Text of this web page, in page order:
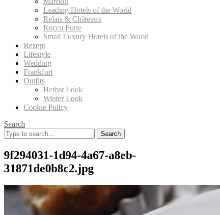
Leading Hotels of the World
Relais & Châteaux
Rocco Forte
Small Luxury Hotels of the World
Rezept
Lifestyle
Wedding
Frankfurt
Outfits
Herbst Look
Winter Look
Cookie Policy
Search
Search
for:
9f294031-1d94-4a67-a8eb-
31871de0b8c2.jpg